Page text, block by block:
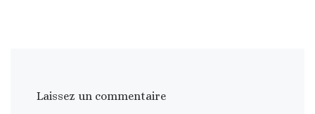
Laissez un commentaire